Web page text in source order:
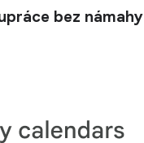
bez námahy